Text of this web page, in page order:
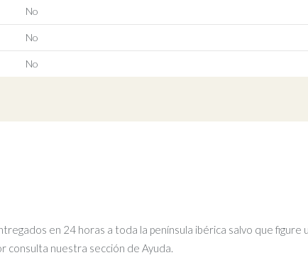
No
No
No
en 24 horas a toda la península ibérica salvo que
consulta nuestra sección de Ayuda.